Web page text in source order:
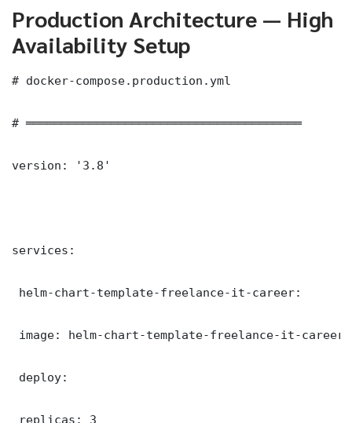
Production Architecture — High
Availability Setup
# docker-compose.production.yml
# ═══════════════════════════════════════
version: '3.8'
services:
helm-chart-template-freelance-it-career:
image: helm-chart-template-freelance-it-
deploy:
replicas: 3